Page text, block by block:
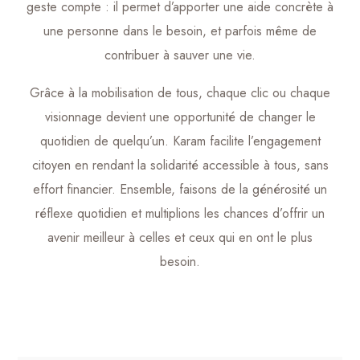
geste compte : il permet d’apporter une aide concrète à
une personne dans le besoin, et parfois même de
contribuer à sauver une vie.
Grâce à la mobilisation de tous, chaque clic ou chaque
visionnage devient une opportunité de changer le
quotidien de quelqu’un. Karam facilite l’engagement
citoyen en rendant la solidarité accessible à tous, sans
effort financier. Ensemble, faisons de la générosité un
réflexe quotidien et multiplions les chances d’offrir un
avenir meilleur à celles et ceux qui en ont le plus
besoin.